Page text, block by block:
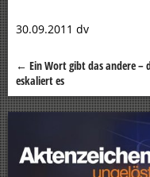
30.09.2011 dv
Beitragsnavigation
← Ein Wort gibt das andere –
eskaliert es